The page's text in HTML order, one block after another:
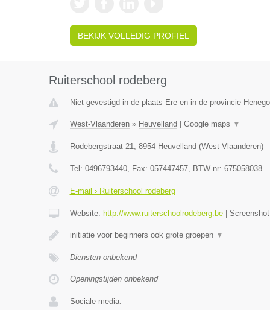
BEKIJK VOLLEDIG PROFIEL
Ruiterschool rodeberg
Niet gevestigd in de plaats Ere en in de provincie
West-Vlaanderen» Heuvelland Google maps ▼
Rodebergstraat 21, 8954 Heuvelland (West-Vlaanderen)
Tel: 0496793440, Fax: 057447457, BTW-nr: 675058038
E-mail › Ruiterschool rodeberg
Website: http://www.ruiterschoolrodeberg.be| Screenshot
initiatie voor beginners ook grote groepen ▼
Diensten onbekend
Openingstijden onbekend
Sociale media: